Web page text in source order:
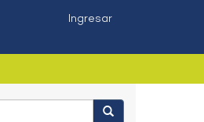
Ingresar